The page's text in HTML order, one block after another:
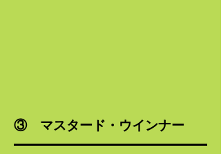
③ マスタード・ウインナー